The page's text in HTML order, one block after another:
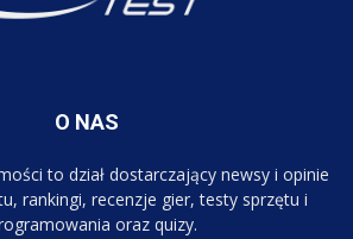
O NAS
to dział dostarczający newsy i opinie
rankingi, recenzje gier, testy sprzętu i
oraz quizy.